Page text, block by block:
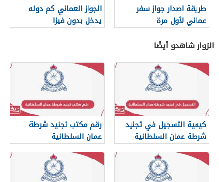
طريقة اصدار جواز سفر
عماني لأول مرة
الجواز العماني كم دوله
يدخل بدون فيزا
الزوار شاهدو أيضًا
كيفية التسجيل في تجنيد
شرطة عمان السلطانية
2026
رقم مكتب تجنيد شرطة
عمان السلطانية